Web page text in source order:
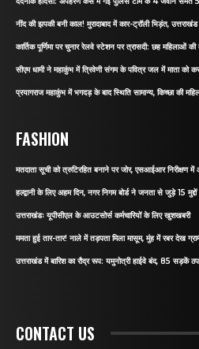
नींद की झपकी बनी काल! मुरादाबाद में कार-ट्रॉली भिड़ंत,
कार्तिक पूर्णिमा पर चुनार रेलवे स्टेशन पर त्रासदी: छह महिलाओं की
सीएम धामी ने महाकुंभ में त्रिवेणी संगम के पवित्र जल में माता को
प्रयागराज महाकुंभ में भगदड़ के बाद स्थिति सामान्य, किच्छा की
FASHION
मतदाता सूची को त्रुटिरहित बनाने पर जोर, एसआईआर निरीक्षण
हल्द्वानी के लिए अहम दिन, नगर निगम बोर्ड ने जनता से जुड़े 15
उत्तराखंडः यूपीसीएल के आउटसोर्स कर्मचारियों के लिए खुशखबरी
ममता हुई तार-तार! नाले में तड़पता मिला मासूम, मुंह में रबर देख
उत्तराखंड में बारिश का रौद्र रूप: यमुनोत्री हाईवे बंद, 85 सड़कें
CONTACT US